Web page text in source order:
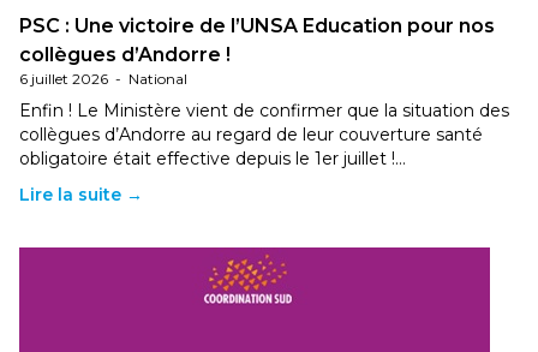
PSC : Une victoire de l’UNSA Education pour nos
collègues d’Andorre !
6 juillet 2026 - National
Enfin ! Le Ministère vient de confirmer que la situation des
collègues d’Andorre au regard de leur couverture santé
obligatoire était effective depuis le 1er juillet !…
Lire la suite →